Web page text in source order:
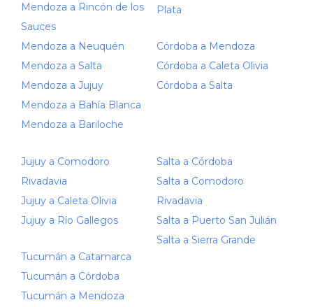
Mendoza a Rincón de los
Sauces
Mendoza a Neuquén
Mendoza a Salta
Mendoza a Jujuy
Mendoza a Bahía Blanca
Mendoza a Bariloche
Plata
Córdoba a Mendoza
Córdoba a Caleta Olivia
Córdoba a Salta
Jujuy a Comodoro
Rivadavia
Jujuy a Caleta Olivia
Jujuy a Río Gallegos
Tucumán a Catamarca
Tucumán a Córdoba
Tucumán a Mendoza
Salta a Córdoba
Salta a Comodoro
Rivadavia
Salta a Puerto San Julián
Salta a Sierra Grande